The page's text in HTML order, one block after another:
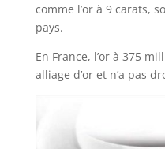
comme l’or à 9 carats,
pays.
En France, l’or à 375
alliage d’or et n’a pas